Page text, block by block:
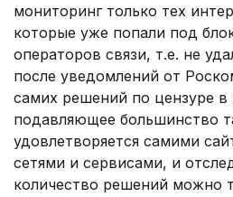
мониторинг только тех
которые уже попали под
операторов связи, т.е. не
после уведомлений от
самих решений по цензуре в
подавляющее большинство
удовлетворяется самими
сетями и сервисами, и
количество решений можно